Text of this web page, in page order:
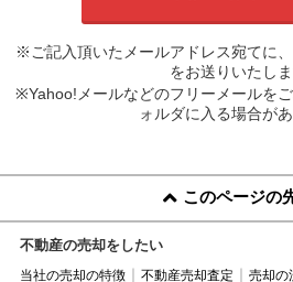
※ご記入頂いたメールアドレス宛てに
をお送りいたしま
※Yahoo!メールなどのフリーメールを
ォルダに入る場合があ
このページの
不動産の売却をしたい
当社の売却の特徴 不動産売却査定
売却の